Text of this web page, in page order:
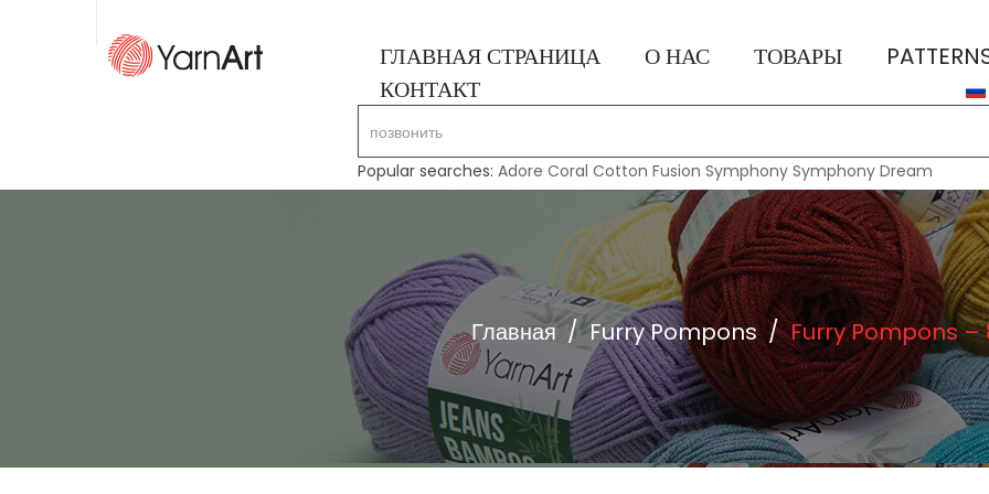
ГЛАВНАЯ СТРАНИЦА О НАС ТОВАРЫ
КОНТАКТ
Popular searches:Adore Coral Cotton Fusion Symphony Symphony Dream
Главная / Furry Pompons / Furry Pompons –